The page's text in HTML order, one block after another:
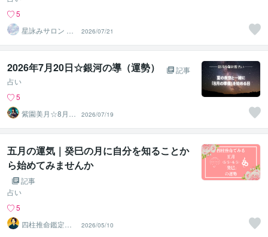
5
星詠みサロン Lu
mine（ルミネ）
2026/07/21
2026年7月20日☆銀河の導（運勢）
記事
占い
5
紫園美月☆8月3
1日迄夏休み企画
親子♡
2026/07/19
五月の運気｜癸巳の月に自分を知ることか
ら始めてみませんか
記事
占い
5
四柱推命鑑定
師 智美
2026/05/10